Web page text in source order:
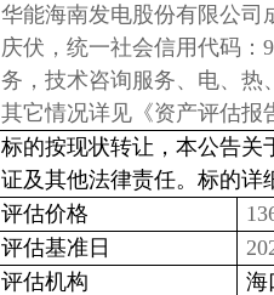
华能海南发电股份有限公司
庆伏，统一社会信用代码：
务，技术咨询服务、电、热
其它情况详见《资产评估报
标的按现状转让，本公告关
证及其他法律责任。标的详
评估价格
评估基准日
评估机构
海